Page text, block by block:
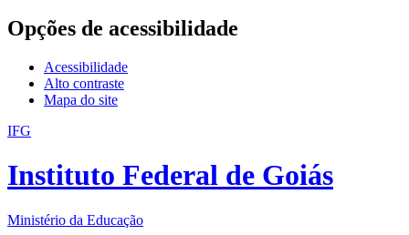
Opções de acessibilidade
Acessibilidade
Alto contraste
Mapa do site
IFG
Instituto Federal de Goiás
Ministério da Educação